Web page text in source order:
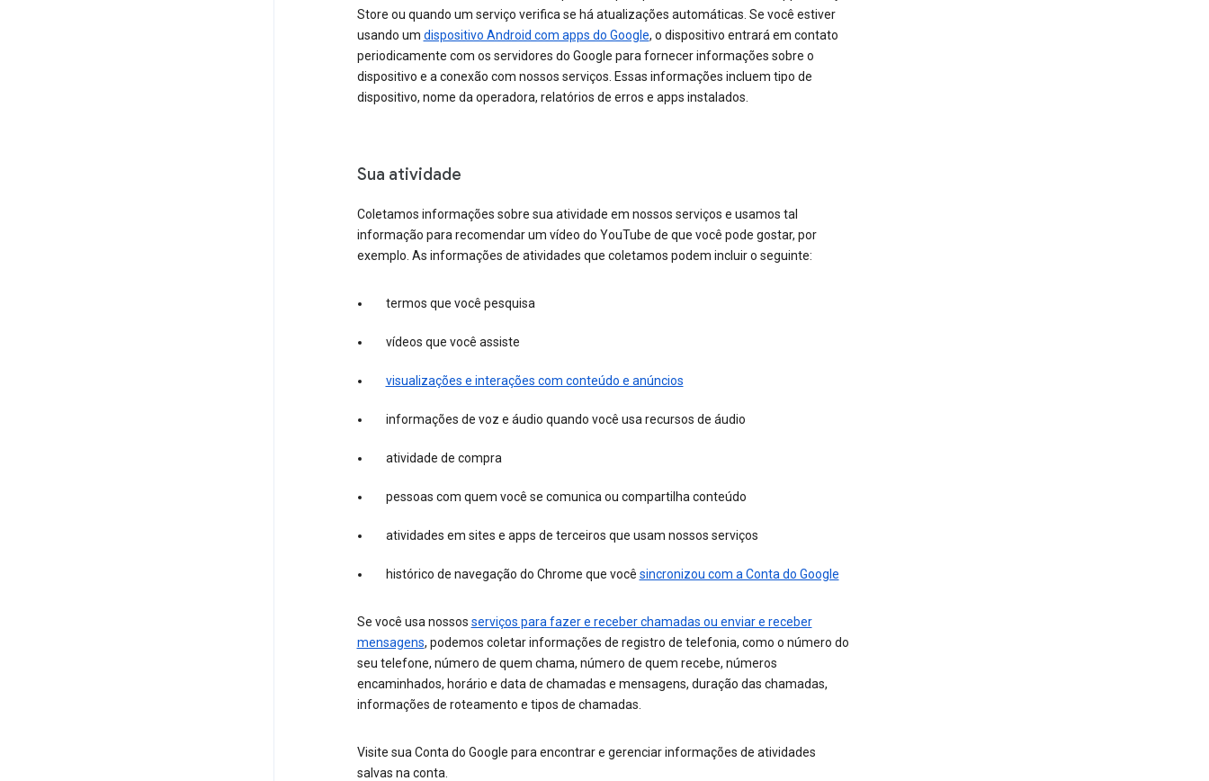
Store ou quando um serviço verifica se há atualizações automáticas. Se você estiver
usando um dispositivo Android com apps do Google, o dispositivo entrará em contato
periodicamente com os servidores do Google para fornecer informações sobre o
dispositivo e a conexão com nossos serviços. Essas informações incluem tipo de
dispositivo, nome da operadora, relatórios de erros e apps instalados.
Sua atividade
Coletamos informações sobre sua atividade em nossos serviços e usamos tal
informação para recomendar um vídeo do YouTube de que você pode gostar, por
exemplo. As informações de atividades que coletamos podem incluir o seguinte:
termos que você pesquisa
vídeos que você assiste
visualizações e interações com conteúdo e anúncios
informações de voz e áudio quando você usa recursos de áudio
atividade de compra
pessoas com quem você se comunica ou compartilha conteúdo
atividades em sites e apps de terceiros que usam nossos serviços
histórico de navegação do Chrome que você sincronizou com a Conta do Google
Se você usa nossos serviços para fazer e receber chamadas ou enviar e receber
mensagens, podemos coletar informações de registro de telefonia, como o número do
seu telefone, número de quem chama, número de quem recebe, números
encaminhados, horário e data de chamadas e mensagens, duração das chamadas,
informações de roteamento e tipos de chamadas.
Visite sua Conta do Google para encontrar e gerenciar informações de atividades
salvas na conta.